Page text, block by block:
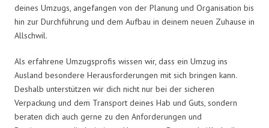
deines Umzugs, angefangen von der Planung und Organisation bis
hin zur Durchführung und dem Aufbau in deinem neuen Zuhause in
Allschwil.
Als erfahrene Umzugsprofis wissen wir, dass ein Umzug ins
Ausland besondere Herausforderungen mit sich bringen kann.
Deshalb unterstützen wir dich nicht nur bei der sicheren
Verpackung und dem Transport deines Hab und Guts, sondern
beraten dich auch gerne zu den Anforderungen und